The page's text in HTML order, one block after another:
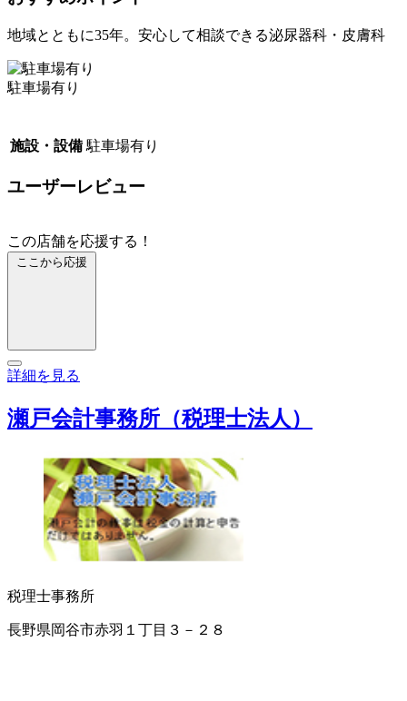
地域とともに35年。安心して相談できる泌尿器科・皮膚科
駐車場有り
施設・設備 駐車場有り
ユーザーレビュー
この店舗を応援する！
ここから応援
詳細を見る
瀬戸会計事務所（税理士法人）
税理士事務所
長野県岡谷市赤羽１丁目３－２８